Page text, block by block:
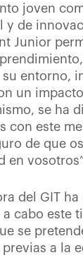
joven
y de
Junior
entorno,
un
se ha
con este
de que
en
del GIT
cabo este
se
a la